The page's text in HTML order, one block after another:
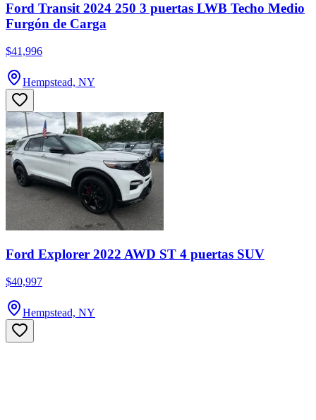
Ford Transit 2024 250 3 puertas LWB Techo Medio
Furgón de Carga
$41,996
Hempstead, NY
Ford Explorer 2022 AWD ST 4 puertas SUV
$40,997
Hempstead, NY